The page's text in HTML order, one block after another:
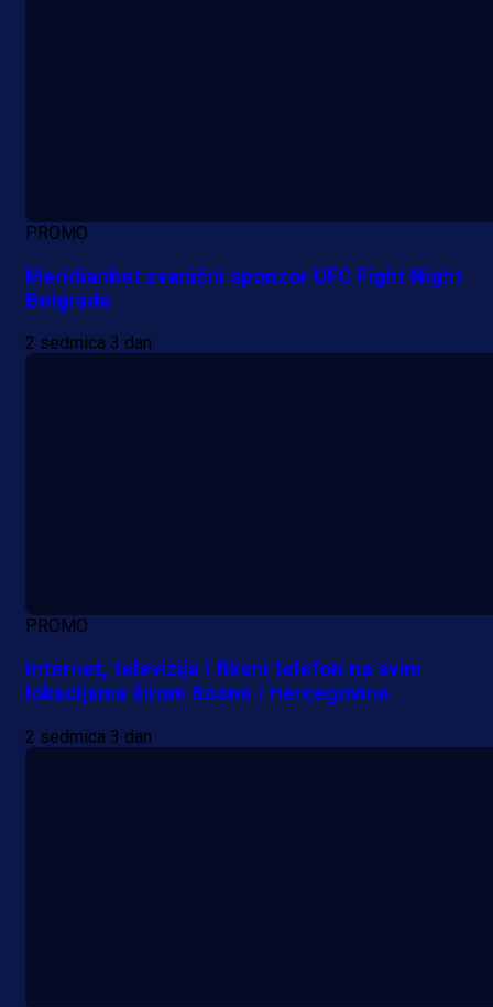
PROMO
Meridianbet zvanični sponzor UFC Fight Night
Belgrade
2 sedmica 3 dan
PROMO
Internet, televizija i fiksni telefon na svim
lokacijama širom Bosne i Hercegovine
2 sedmica 3 dan